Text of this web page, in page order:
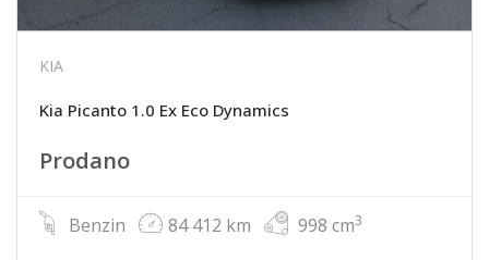
KIA
Kia Picanto 1.0 Ex Eco Dynamics
Prodano
Benzin 84 412 km 998 cm3